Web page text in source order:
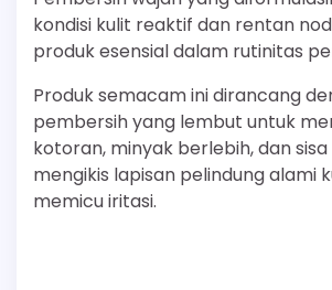
kondisi kulit reaktif dan rentan
produk esensial dalam rutinitas
Produk semacam ini dirancang
pembersih yang lembut untuk
kotoran, minyak berlebih, dan
mengikis lapisan pelindung alami
memicu iritasi.